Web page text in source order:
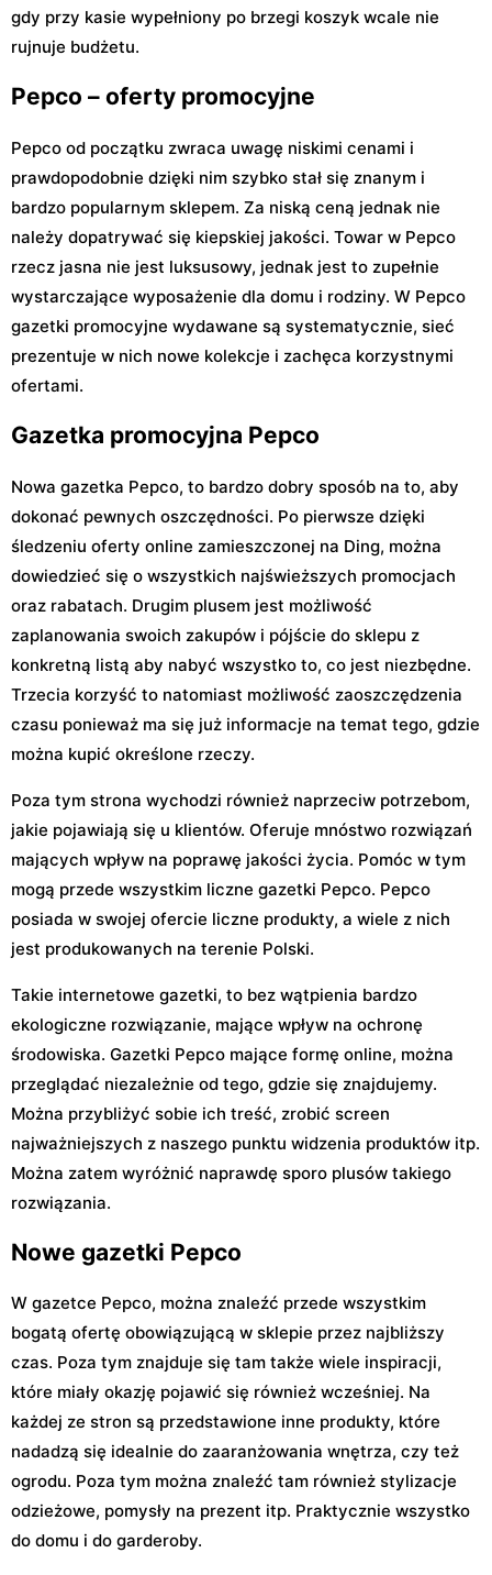
gdy przy kasie wypełniony po brzegi koszyk wcale nie
rujnuje budżetu.
Pepco – oferty promocyjne
Pepco od początku zwraca uwagę niskimi cenami i
prawdopodobnie dzięki nim szybko stał się znanym i
bardzo popularnym sklepem. Za niską ceną jednak nie
należy dopatrywać się kiepskiej jakości. Towar w Pepco
rzecz jasna nie jest luksusowy, jednak jest to zupełnie
wystarczające wyposażenie dla domu i rodziny. W Pepco
gazetki promocyjne wydawane są systematycznie, sieć
prezentuje w nich nowe kolekcje i zachęca korzystnymi
ofertami.
Gazetka promocyjna Pepco
Nowa gazetka Pepco, to bardzo dobry sposób na to, aby
dokonać pewnych oszczędności. Po pierwsze dzięki
śledzeniu oferty online zamieszczonej na Ding, można
dowiedzieć się o wszystkich najświeższych promocjach
oraz rabatach. Drugim plusem jest możliwość
zaplanowania swoich zakupów i pójście do sklepu z
konkretną listą aby nabyć wszystko to, co jest niezbędne.
Trzecia korzyść to natomiast możliwość zaoszczędzenia
czasu ponieważ ma się już informacje na temat tego, gdzie
można kupić określone rzeczy.
Poza tym strona wychodzi również naprzeciw potrzebom,
jakie pojawiają się u klientów. Oferuje mnóstwo rozwiązań
mających wpływ na poprawę jakości życia. Pomóc w tym
mogą przede wszystkim liczne gazetki Pepco. Pepco
posiada w swojej ofercie liczne produkty, a wiele z nich
jest produkowanych na terenie Polski.
Takie internetowe gazetki, to bez wątpienia bardzo
ekologiczne rozwiązanie, mające wpływ na ochronę
środowiska. Gazetki Pepco mające formę online, można
przeglądać niezależnie od tego, gdzie się znajdujemy.
Można przybliżyć sobie ich treść, zrobić screen
najważniejszych z naszego punktu widzenia produktów itp.
Można zatem wyróżnić naprawdę sporo plusów takiego
rozwiązania.
Nowe gazetki Pepco
W gazetce Pepco, można znaleźć przede wszystkim
bogatą ofertę obowiązującą w sklepie przez najbliższy
czas. Poza tym znajduje się tam także wiele inspiracji,
które miały okazję pojawić się również wcześniej. Na
każdej ze stron są przedstawione inne produkty, które
nadadzą się idealnie do zaaranżowania wnętrza, czy też
ogrodu. Poza tym można znaleźć tam również stylizacje
odzieżowe, pomysły na prezent itp. Praktycznie wszystko
do domu i do garderoby.